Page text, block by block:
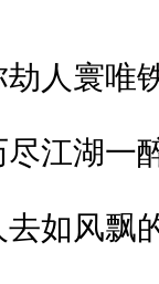
人寰唯
江湖一
如风飘